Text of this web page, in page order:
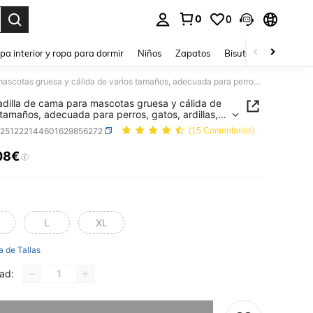
0 0
interior y ropa para dormir Niños Zapatos Bisutería Y
Almohadilla de cama para mascotas gruesa y cálida de varios tamaños, adecuada para perros, gatos, ardillas, hámsteres, conejos y otras mascotas pequeñas/medianas/grandes, para uso en todas las estaciones
de cama para mascotas gruesa y cálida de
adecuada para perros, gatos, ardillas,
conejos y otras mascotas
medianas/grandes, para uso en todas las
(15 Comentarios)
AND AVAILABILITY
L XL
de Tallas